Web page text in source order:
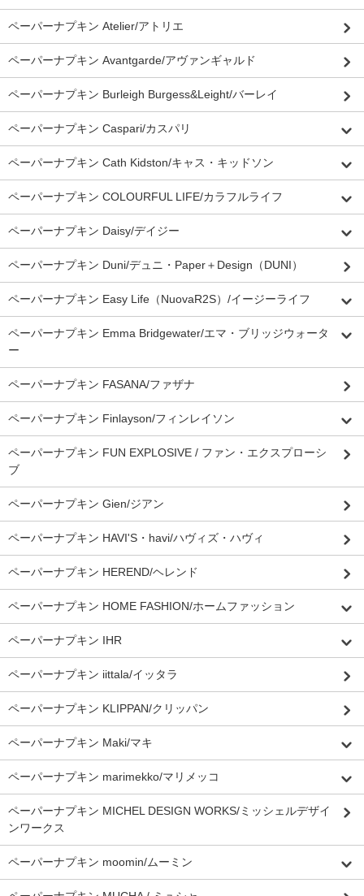
ペーパーナプキン Atelier/アトリエ
ペーパーナプキン Avantgarde/アヴァンギャルド
ペーパーナプキン Burleigh Burgess&Leight/バーレイ
ペーパーナプキン Caspari/カスパリ
ペーパーナプキン Cath Kidston/キャス・キッドソン
ペーパーナプキン COLOURFUL LIFE/カラフルライフ
ペーパーナプキン Daisy/デイジー
ペーパーナプキン Duni/デュニ・Paper＋Design（DUNI）
ペーパーナプキン Easy Life（NuovaR2S）/イージーライフ
ペーパーナプキン Emma Bridgewater/エマ・ブリッジウォータ
ー
ペーパーナプキン FASANA/ファザナ
ペーパーナプキン Finlayson/フィンレイソン
ペーパーナプキン FUN EXPLOSIVE / ファン・エクスプローシ
ブ
ペーパーナプキン Gien/ジアン
ペーパーナプキン HAVI'S・havi/ハヴィズ・ハヴィ
ペーパーナプキン HEREND/ヘレンド
ペーパーナプキン HOME FASHION/ホームファッション
ペーパーナプキン IHR
ペーパーナプキン iittala/イッタラ
ペーパーナプキン KLIPPAN/クリッパン
ペーパーナプキン Maki/マキ
ペーパーナプキン marimekko/マリメッコ
ペーパーナプキン MICHEL DESIGN WORKS/ミッシェルデザイ
ンワークス
ペーパーナプキン moomin/ムーミン